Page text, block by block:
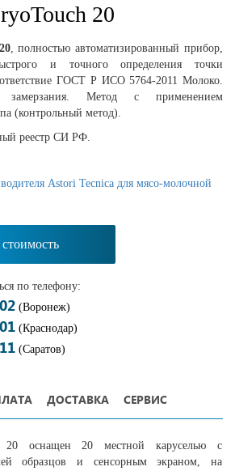
20
, полностью автоматизированный прибор,
и точного определения точки
ГОСТ Р ИСО 5764-2011 Молоко.
замерзания. Метод с применением
(контрольный метод).
реестр СИ РФ.
Astori Tecnica для мясо-молочной
по телефону:
(Воронеж)
(Краснодар)
(Саратов)
ДОСТАВКА СЕРВИС
20 оснащен 20 местной каруселью с
образцов и сенсорным экраном, на